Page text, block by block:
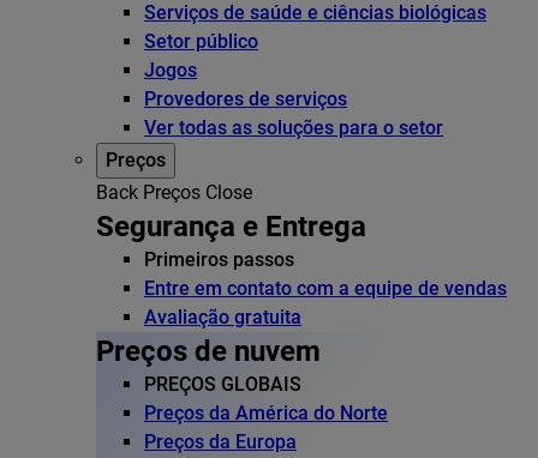
Serviços de saúde e ciências biológicas
Setor público
Jogos
Provedores de serviços
Ver todas as soluções para o setor
Preços
Back Preços Close
Segurança e Entrega
Primeiros passos
Entre em contato com a equipe de vendas
Avaliação gratuita
Preços de nuvem
PREÇOS GLOBAIS
Preços da América do Norte
Preços da Europa